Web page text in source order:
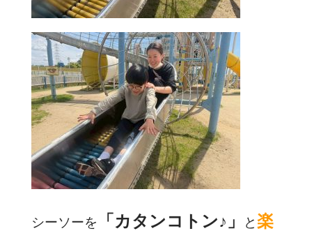
シーソーを 「カタンコトン♪」 と楽